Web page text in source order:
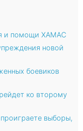
и помощи ХАМАС
новой
боевиков
ко второму
выборы,